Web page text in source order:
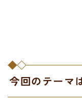
今回のテーマ